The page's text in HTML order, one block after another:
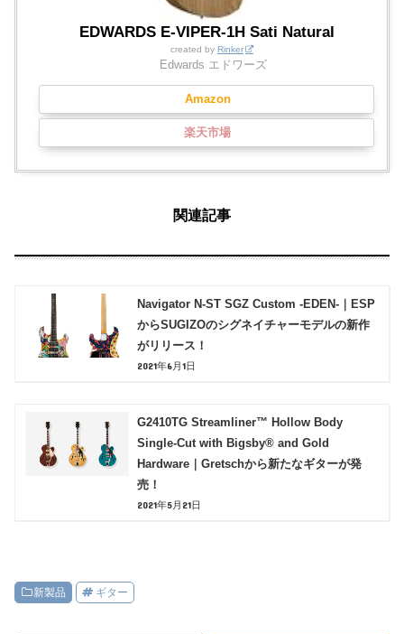
EDWARDS E-VIPER-1H Sati Natural
created by Rinker
Edwards エドワーズ
Amazon
楽天市場
関連記事
Navigator N-ST SGZ Custom -EDEN-｜ESP
からSUGIZOのシグネイチャーモデルの新作
がリリース！
2021年6月1日
G2410TG Streamliner™ Hollow Body
Single-Cut with Bigsby® and Gold
Hardware｜Gretschから新たなギターが発
売！
2021年5月21日
新製品 ギター